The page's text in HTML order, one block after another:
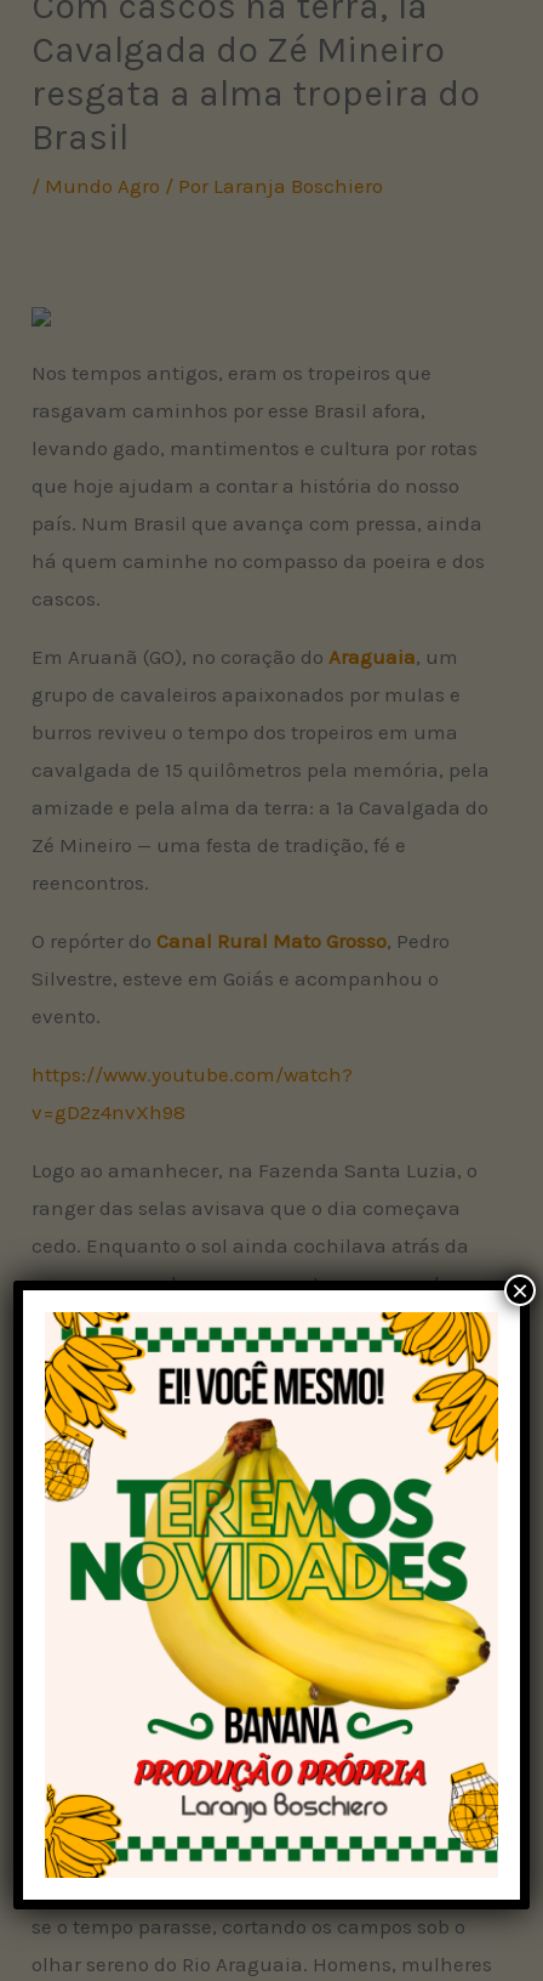
Cavalgada do Zé Mineiro
resgata a alma tropeira do
Brasil
/ Mundo Agro / Por Laranja Boschiero
Nos tempos antigos, eram os tropeiros que
rasgavam caminhos por esse Brasil afora,
levando gado, mantimentos e cultura por rotas
que hoje ajudam a contar a história do nosso
país. Num Brasil que avança com pressa, ainda
há quem caminhe no compasso da poeira e dos
cascos.
Em Aruanã (GO), no coração do Araguaia, um
grupo de cavaleiros apaixonados por mulas e
burros reviveu o tempo dos tropeiros em uma
cavalgada de 15 quilômetros pela memória, pela
amizade e pela alma da terra: a 1ª Cavalgada do
Zé Mineiro — uma festa de tradição, fé e
reencontros.
O repórter do Canal Rural Mato Grosso, Pedro
Silvestre, esteve em Goiás e acompanhou o
evento.
https://www.youtube.com/watch?
v=gD2z4nvXh98
Logo ao amanhecer, na Fazenda Santa Luzia, o
ranger das selas avisava que o dia começava
cedo. Enquanto o sol ainda cochilava atrás da
serra, a peonada preparava a tropa com zelo e
cuidado. Entre o café quente e a prosa solta,
cada detalhe era um aceno à vida simples do
campo. A tropa, feita majoritariamente de burros
e mulas, era enfeitada com orgulho.
Para Carlos Lopes Rodrigues, tropeiro experiente
fazenda, “a tropa foi o barco do Brasil. Carregava
café, arroz, gado. Mais de 30 anos puxando boi e
nunca mais larguei”. A cavalgada também se
tornou espaço de valorização genética dos
muares. “Estamos fazendo embriões de éguas
quarto de milha com jumentos para produzir
muares mais robustos, com casco forte e mais
resistência”, explica Weliton dos Santos, gerente
da fazenda.
se o tempo parasse, cortando os campos sob o
olhar sereno do Rio Araguaia. Homens, mulheres
×